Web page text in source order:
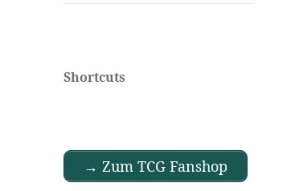
Shortcuts
→ Zum TCG Fanshop